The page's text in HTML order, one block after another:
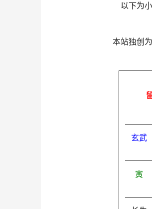
以下为
本站独创
玄武
寅